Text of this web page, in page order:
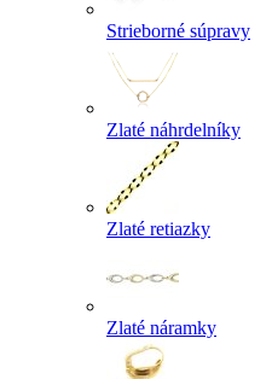
Strieborné súpravy
Zlaté náhrdelníky
Zlaté retiazky
Zlaté náramky